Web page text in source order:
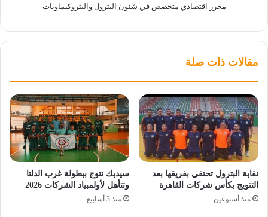
محرر اقتصادي متخصص في شئون البترول والبتروكيماويات
مقالات ذات صلة
نقابة البترول تحتفي بفريقها بعد
التتويج بكأس شركات القاهرة
منذ أسبوعين
سيدبك تتوج ببطولة غرب الدلتا
وتتأهل لأولمبياد الشركات 2026
منذ 3 أسابيع